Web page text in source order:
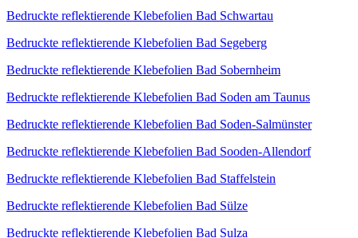
Bedruckte reflektierende Klebefolien Bad Schwartau
Bedruckte reflektierende Klebefolien Bad Segeberg
Bedruckte reflektierende Klebefolien Bad Sobernheim
Bedruckte reflektierende Klebefolien Bad Soden am Taunus
Bedruckte reflektierende Klebefolien Bad Soden-Salmünster
Bedruckte reflektierende Klebefolien Bad Sooden-Allendorf
Bedruckte reflektierende Klebefolien Bad Staffelstein
Bedruckte reflektierende Klebefolien Bad Sülze
Bedruckte reflektierende Klebefolien Bad Sulza